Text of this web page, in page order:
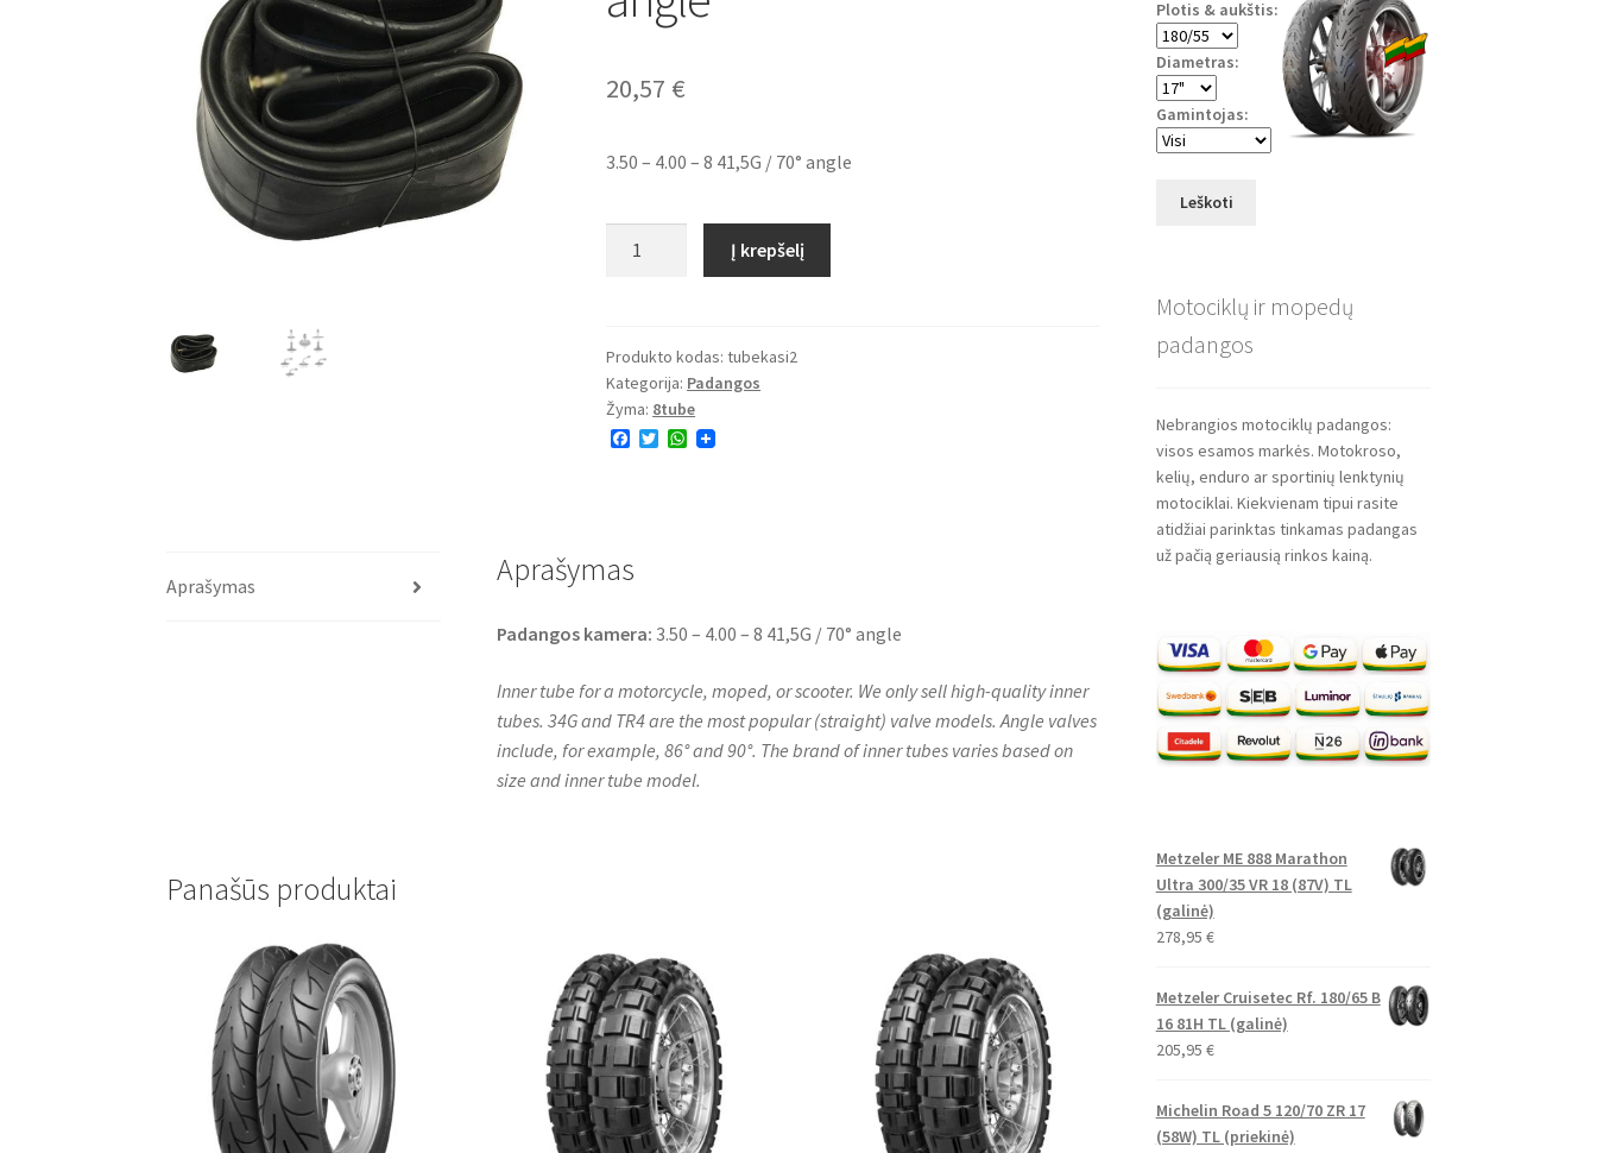
20,57 €
3.50 – 4.00 – 8 41,5G / 70° angle
4.00
–
8
41,5G
Į krepšelį
Produkto kodas:tubekasi2
Kategorija: Padangos
Žyma: 8tube
F
k
T
W
Aprašymas Aprašymas
Padangos kamera: 3.50 – 4.00 – 8 41,5G / 70° angle
Inner tube for a motorcycle, moped, or scooter. We only sell high-quality inner
tubes. 34G and TR4 are the most popular (straight) valve models. Angle valves
include, for example, 86° and 90°. The brand of inner tubes varies based on
size and inner tube model.
Panašūs produktai
Plotis & aukštis:
Diametras:
Gamintojas:
Leškoti
Motociklų ir mopedų
padangos
Nebrangios motociklų padangos:
visos esamos markės. Motokroso,
kelių, enduro ar sportinių lenktynių
motociklai. Kiekvienam tipui rasite
atidžiai parinktas tinkamas padangas
už pačią geriausią rinkos kainą.
Metzeler ME 888 Marathon
Ultra 300/35 VR 18 (87V) TL
(galinė)
278,95 €
Metzeler Cruisetec Rf. 180/65 B
16 81H TL (galinė)
205,95 €
Michelin Road 5 120/70 ZR 17
(58W) TL (priekinė)